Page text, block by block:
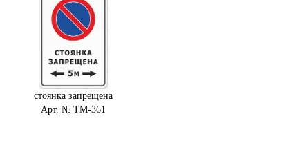
стоянка запрещена
Арт. № ТМ-361